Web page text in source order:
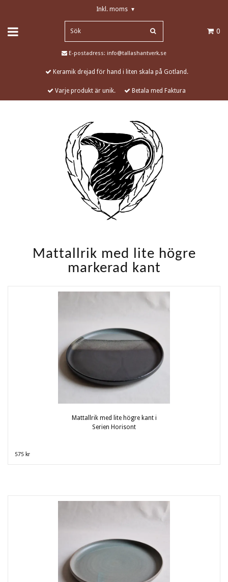
Inkl. moms ▾
0
E-postadress: info@tallashantverk.se
Keramik drejad för hand i liten skala på Gotland.
Varje produkt är unik. Betala med Faktura
Mattallrik med lite högre
markerad kant
Mattallrik med lite högre kant i
Serien Horisont
575 kr